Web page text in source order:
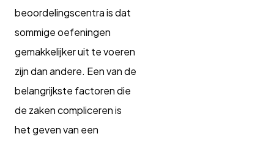
beoordelingscentra is dat
sommige oefeningen
gemakkelijker uit te voeren
zijn dan andere. Een van de
belangrijkste factoren die
de zaken compliceren is
het geven van een